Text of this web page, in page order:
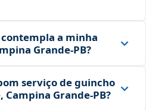
a minha
Grande‑PB?
serviço de guincho
Grande‑PB?